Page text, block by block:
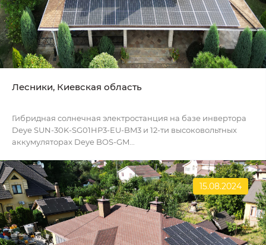
Лесники, Киевская область
Гибридная солнечная электростанция на базе инвертора
Deye SUN-30K-SG01HP3-EU-BM3 и 12-ти высоковольтных
аккумуляторах Deye BOS-GM...
15.08.2024